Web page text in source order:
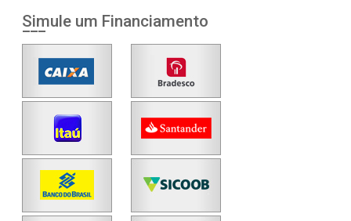
Simule um Financiamento